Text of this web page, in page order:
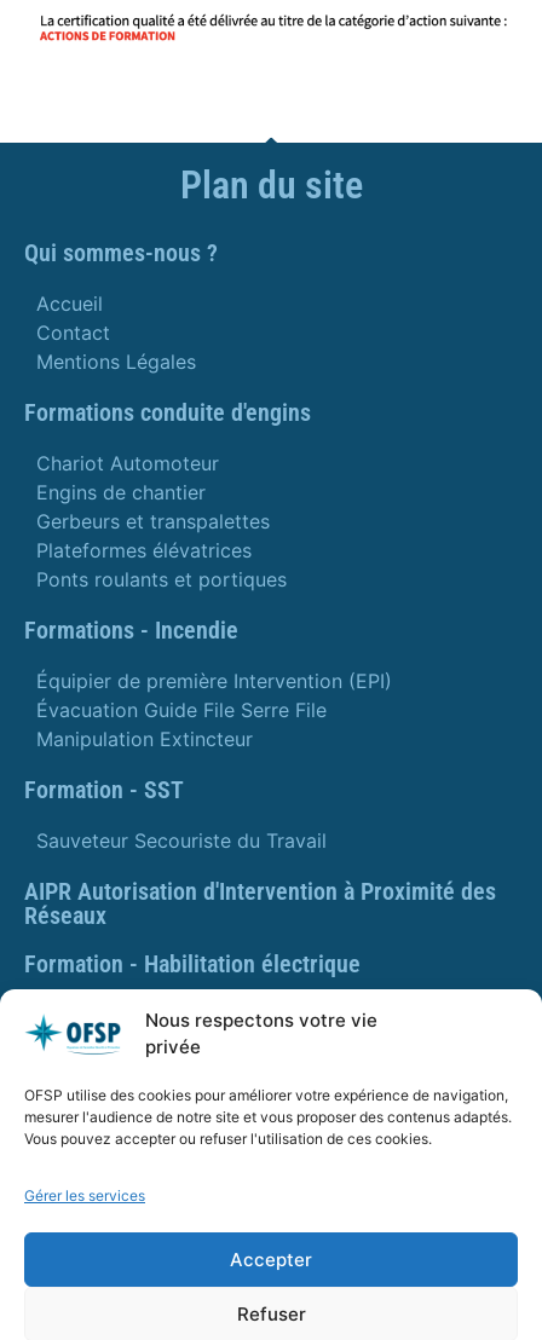
Nous respectons votre vie
privée
OFSP utilise des cookies pour améliorer votre expérience de navigation,
mesurer l'audience de notre site et vous proposer des contenus adaptés.
Vous pouvez accepter ou refuser l'utilisation de ces cookies.
Gérer les services
Accepter
Refuser
Plan du site
Qui sommes-nous ?
Accueil
Contact
Mentions Légales
Formations conduite d'engins
Chariot Automoteur
Engins de chantier
Gerbeurs et transpalettes
Plateformes élévatrices
Ponts roulants et portiques
Formations - Incendie
Équipier de première Intervention (EPI)
Évacuation Guide File Serre File
Manipulation Extincteur
Formation - SST
Sauveteur Secouriste du Travail
AIPR Autorisation d'Intervention à Proximité des
Réseaux
Formation - Habilitation électrique
Formation - Gestes et postures
Formation Gestes et Postures - Prévention des TMS
PLAQUETTE DE PRÉSENTATION OFSP
Numéro de déclaration d’activité : 84 01 01924 01 auprès
du préfet de région Auvergne Rhône Alpes, Ne vaut pas
agrément de l’État.